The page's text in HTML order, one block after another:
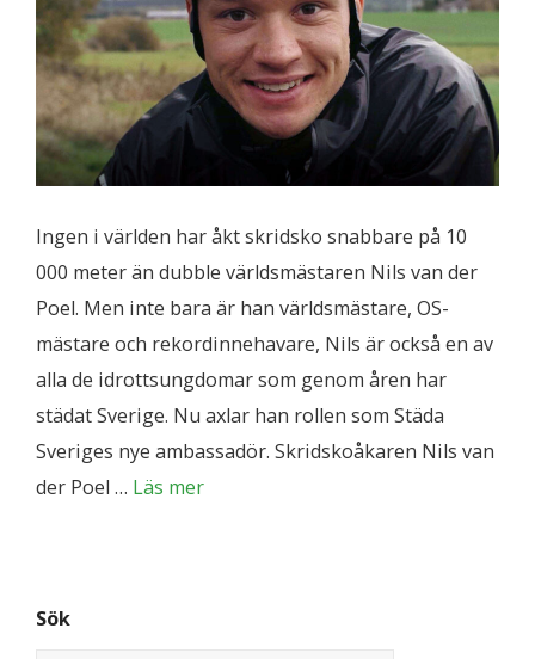
Ingen i världen har åkt skridsko snabbare på 10
000 meter än dubble världsmästaren Nils van der
Poel. Men inte bara är han världsmästare, OS-
mästare och rekordinnehavare, Nils är också en av
alla de idrottsungdomar som genom åren har
städat Sverige. Nu axlar han rollen som Städa
Sveriges nye ambassadör. Skridskoåkaren Nils van
der Poel … Läs mer
Sök